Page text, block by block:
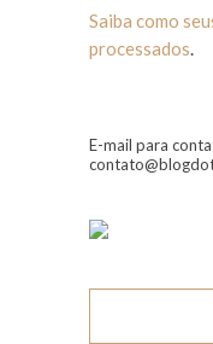
Saiba como
processados.
E-mail para